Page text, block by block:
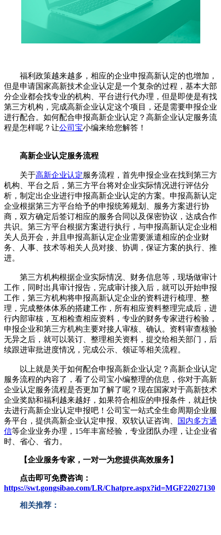
福利政策越来越多，相应的企业申报高新认定的也增加，
但是申请国家高新技术企业认定是一个复杂的过程，基本大部
分企业都会找专业的机构、平台进行代办理，但是即使是有找
第三方机构，完成高新企业认定这个项目，还是需要申报企业
进行配合。如何配合申报高新企业认定？高新企业认定服务流
程是怎样呢？让公司宝小编来给您解答！
高新企业认定服务流程
关于高新企业认定服务流程，首先申报企业在找到第三方
机构、平台之后，第三方平台将对企业实际情况进行评估分
析，制定出企业进行申报高新企业认定的方案。申报高新认定
企业根据第三方平台给予的申报统筹规划、服务方案进行协
商，双方确定后签订相应的服务合同以及保密协议，达成合作
共识。第三方平台根据方案进行执行，与申报高新认定企业相
关人员开会，并且申报高新认定企业需要派遣相应的企业财
务、人事、技术等相关人员对接、协调，保证方案的执行、推
进。
第三方机构根据企业实际情况、财务信息等，现场做审计
工作，同时出具审计报告，完成审计接入后，就可以开始申报
工作，第三方机构将申报高新认定企业的资料进行梳理、整
理，完成整体体系的搭建工作，所有相应资料整理完成后，进
行内部审核，互相检查相应资料，专业的财务专家进行检验，
申报企业和第三方机构主要对接人审核、确认。资料审查核验
无异之后，就可以装订、整理相关资料，提交给相关部门，后
续跟进审批进度情况，完成公示、领证等相关流程。
以上就是关于如何配合申报高新企业认定？高新企业认定
服务流程的内容了，看了公司宝小编整理的信息，你对于高新
企业认定服务流程是否更加了解了呢？现在国家对于高新技术
企业奖励和福利越来越好，如果符合相应的申报条件，就赶快
去进行高新企业认定申报吧！公司宝一站式全生命周期企业服
务平台，提供高新企业认定申报、双软认证咨询、
国内多方通
信等企业业务办理，15年丰富经验，专业团队办理，让企业省
时、省心、省力。
【企业服务专家，一对一为您提供高效服务】
点击即可免费咨询：
https://swt.gongsibao.com/LR/Chatpre.aspx?id=MGF22027130
相关推荐：